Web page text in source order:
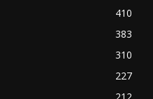
410
383
310
227